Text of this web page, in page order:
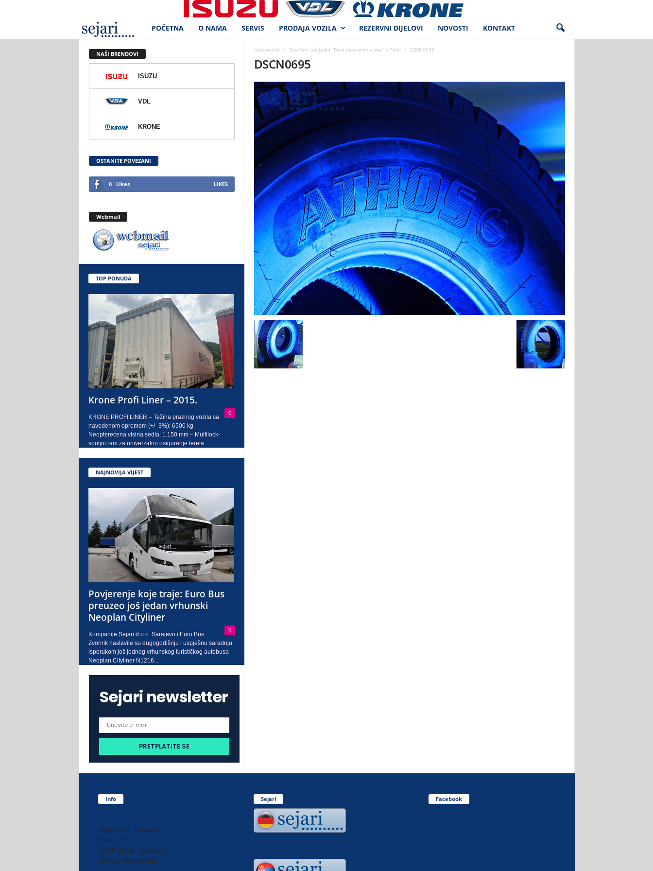
e
r
d
.
o
.
a
j
o
POČETNA O NAMA SERVIS PRODAJA VOZILA REZERVNI DIJELOVI NOVOSTI KONTAKT
Naslovnica Završeni još jedni “Dani otvorenih vrata” u Tuzli DSCN0695
DSCN0695
NAŠI BRENDOVI
ISUZU
VDL
KRONE
OSTANITE POVEZANI
0 Likes LIKES
Webmail
TOP PONUDA
Krone Profi Liner – 2015.
0
KRONE PROFI LINER – Težina praznog vozila sa
navedenom opremom (+/- 3%): 6500 kg –
Neopterećena visina sedla: 1.150 mm – Multilock-
spoljni ram za univerzalno osiguranje tereta...
NAJNOVIJA VIJEST
Povjerenje koje traje: Euro Bus
preuzeo još jedan vrhunski
Neoplan Cityliner
0
Kompanije Sejari d.o.o. Sarajevo i Euro Bus
Zvornik nastavile su dugogodišnju i uspješnu saradnju
isporukom još jednog vrhunskog turističkog autobusa –
Neoplan Cityliner N1216...
Sejari newsletter
Info
Sejari d.o.o. Sarajevo
Blažuj 78,
71215 Blažuj - Sarajevo
Bosna i Hercegovina
Sejari Facebook